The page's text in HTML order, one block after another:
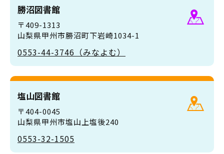
勝沼図書館
〒409-1313
山梨県甲州市勝沼町下岩崎1034-1
0553-44-3746（みなよむ）
塩山図書館
〒404-0045
山梨県甲州市塩山上塩後240
0553-32-1505